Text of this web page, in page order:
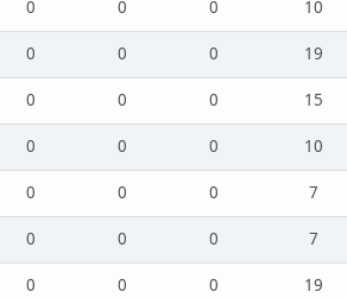
0 0 0
10
0 0 0
19
0 0 0
15
0 0 0
10
0 0 0
7
0 0 0
7
0 0 0
19